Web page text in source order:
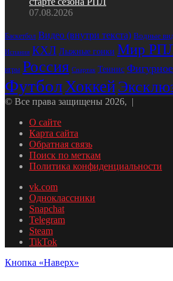
07.08.2026
Баскетбол Видео (внутри текста) Водные
Испания КХЛ Лыжные гонки Мир
игры Россия Спартак Теннис
ФутболХоккей
© Все права защищены 2026, |
О сайте
Карта сайта
Обратная связь
Поиск по меткам
Политика конфиденциальности
vk.com
Одноклассники
Snapchat
Telegram
Steam
TikTok
Кнопка «Наверх»